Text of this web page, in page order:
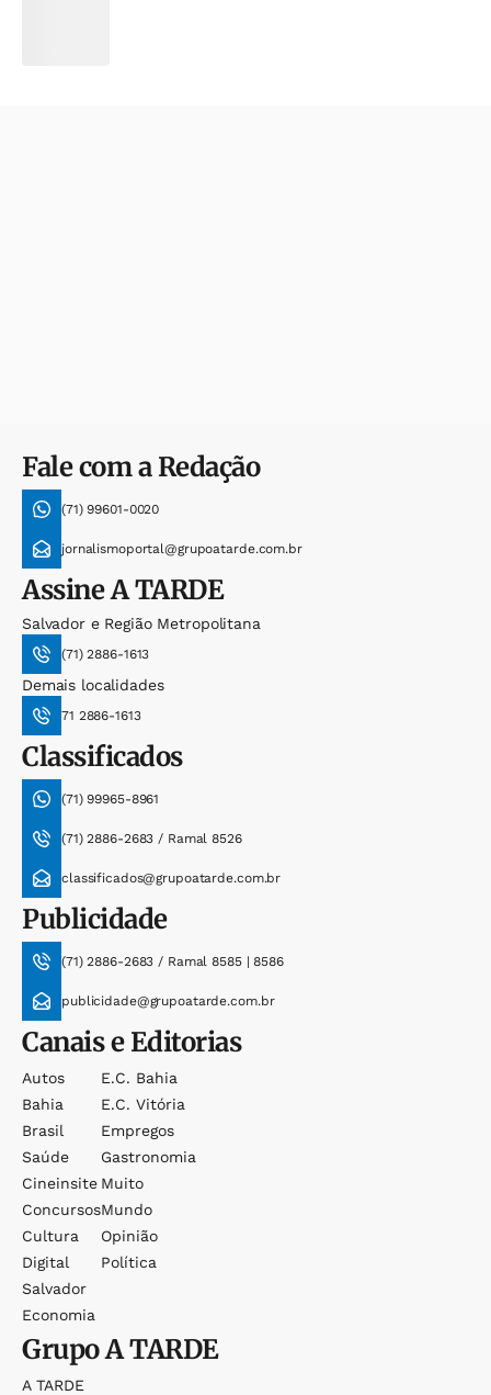
Fale com a Redação
(71) 99601-0020
jornalismoportal@grupoatarde.com.br
AssineA TARDE
Salvador e Região Metropolitana
(71) 2886-1613
Demais localidades
71 2886-1613
Classificados
(71) 99965-8961
(71) 2886-2683 / Ramal 8526
classificados@grupoatarde.com.br
Publicidade
(71) 2886-2683 / Ramal 8585 | 8586
publicidade@grupoatarde.com.br
Canais e Editorias
Autos
Bahia
Brasil
Saúde
Cineinsite
Concursos
Cultura
Digital
Salvador
Economia
E.c. Bahia
E.c. Vitória
Empregos
Gastronomia
Muito
Mundo
Opinião
Política
GrupoA TARDE
A TARDE